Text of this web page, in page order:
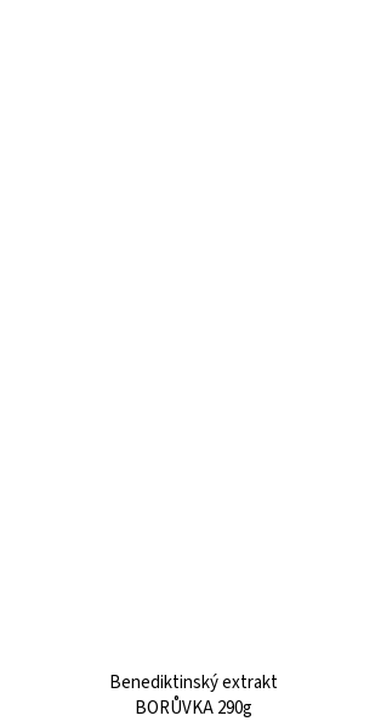
Benediktinský extrakt
BORŮVKA 290g